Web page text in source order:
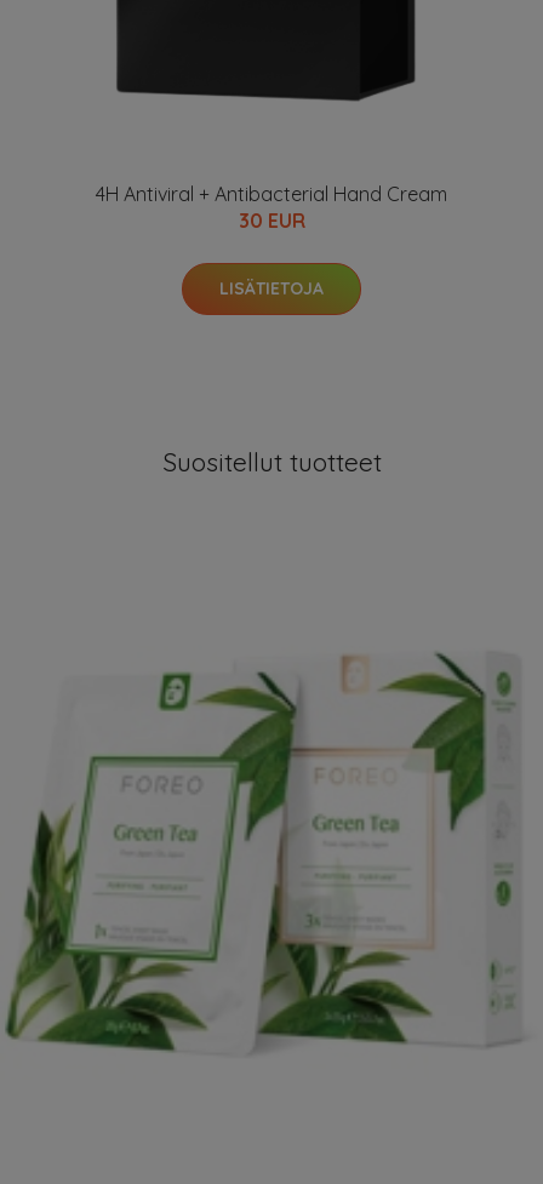
4H Antiviral + Antibacterial Hand Cream
30 EUR
LISÄTIETOJA
Suositellut tuotteet